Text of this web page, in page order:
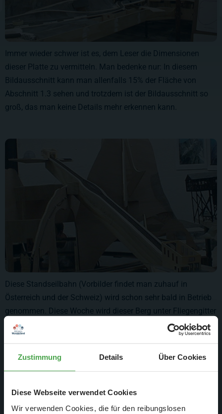
Zustimmung Details Über Cookies
Diese Webseite verwendet Cookies
Wir verwenden Cookies, die für den reibungslosen
Immer wieder schwer ist es, dem Leser die Dimensionen
dieser Platte zu vermitteln. Man bedenke nur: In diesem
Bildausschnitt kann man allenfalls 15% der Fläche von
Abschnitt 1.3 sehen und trotzdem ist der Bildausschnitt so
groß, das man keine Details mehr erkennen kann.
Diese Standseilbahn (Vorbilder findet man zuhauf in
Österreich und der Schweiz) wird schon sehr bald in Betrieb
genommen. Diese Woche wird dieser Berg unter Fliegengitter
und dann Gips verschwinden und dann dauert es auch nicht
mehr lange und es wachsen erst Wiesen und dann Wälder.